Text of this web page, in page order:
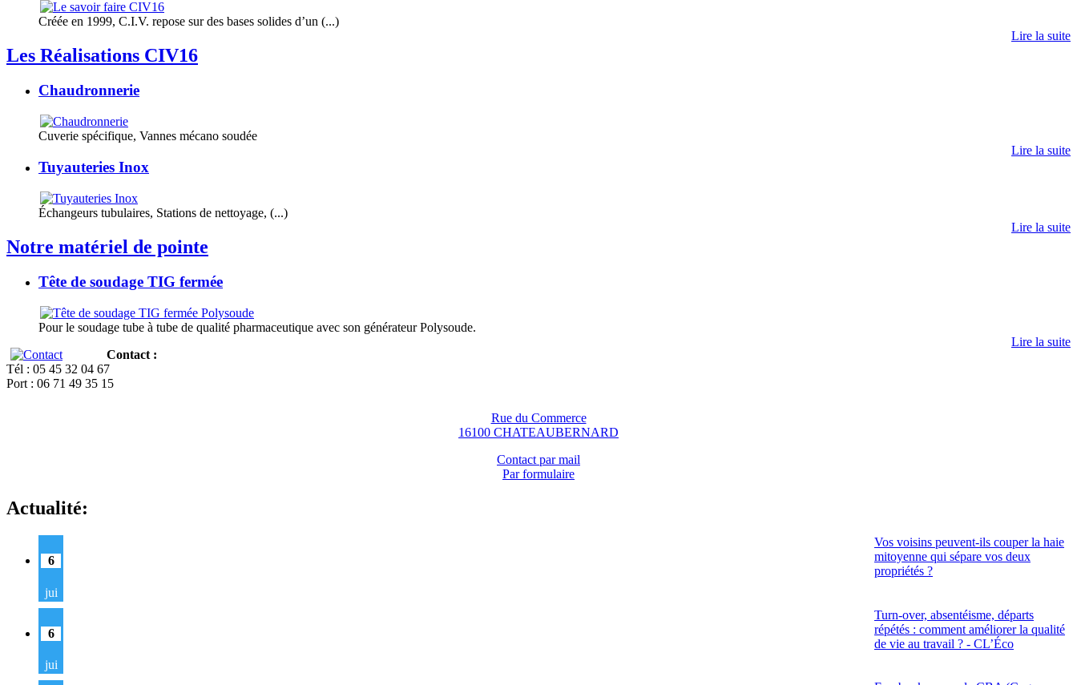
Créée en 1999, C.I.V. repose sur des bases solides d’un (...)
Lire la suite
Les Réalisations CIV16
Chaudronnerie
Cuverie spécifique, Vannes mécano soudée
Lire la suite
Tuyauteries Inox
Échangeurs tubulaires, Stations de nettoyage, (...)
Lire la suite
Notre matériel de pointe
Tête de soudage TIG fermée
Pour le soudage tube à tube de qualité pharmaceutique avec son générateur Polysoude.
Lire la suite
Contact :
Tél : 05 45 32 04 67
Port : 06 71 49 35 15
Rue du Commerce
16100 CHATEAUBERNARD
Contact par mail
Par formulaire
Actualité:
Vos voisins peuvent-ils couper la haie
mitoyenne qui sépare vos deux
propriétés ?
6
jui
Turn-over, absentéisme, départs
répétés : comment améliorer la qualité
de vie au travail ? - CL’Éco
6
jui